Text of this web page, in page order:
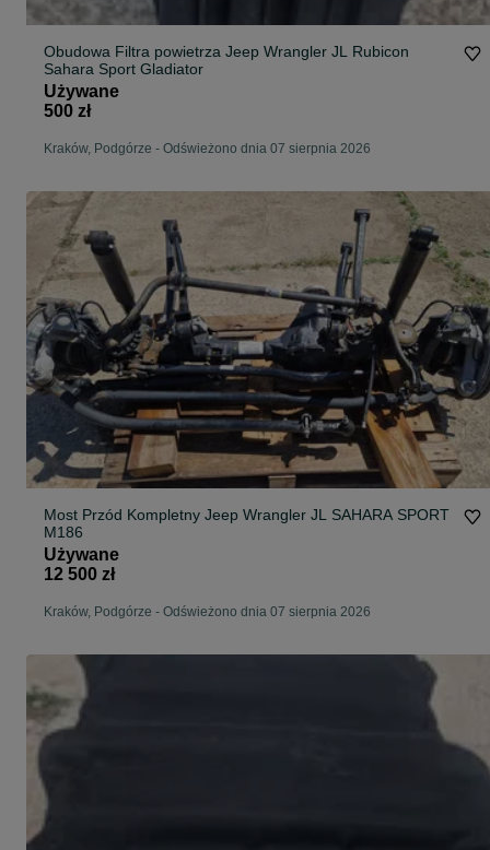
Obudowa Filtra powietrza Jeep Wrangler JL Rubicon
Sahara Sport Gladiator
Używane
500 zł
Kraków, Podgórze - Odświeżono dnia 07 sierpnia 2026
Most Przód Kompletny Jeep Wrangler JL SAHARA SPORT
M186
Używane
12 500 zł
Kraków, Podgórze - Odświeżono dnia 07 sierpnia 2026